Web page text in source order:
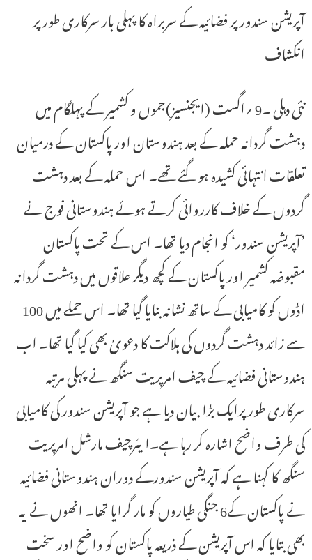
آپریشن سندور پر فضائیہ کے سربراہ کا پہلی بار سرکاری طور پر
انکشاف
نئی دہلی ۔9 ؍اگست (ایجنسیز)جموں و کشمیر کے پہلگام میں
دہشت گردانہ حملہ کے بعد ہندوستان اور پاکستان کے درمیان
تعلقات انتہائی کشیدہ ہو گئے تھے۔ اس حملہ کے بعد دہشت
گردوں کے خلاف کارروائی کرتے ہوئے ہندوستانی فوج نے
’آپریشن سندور‘ کو انجام دیا تھا۔ اس کے تحت پاکستان
مقبوضہ کشمیر اور پاکستان کے کچھ دیگر علاقوں میں دہشت گردانہ
اڈوں کو کامیابی کے ساتھ نشانہ بنایا گیا تھا۔ اس حملے میں 100
سے زائد دہشت گردوں کی ہلاکت کا دعویٰ بھی کیا گیا تھا۔ اب
ہندوستانی فضائیہ کے چیف امرپریت سنگھ نے پہلی مرتبہ
سرکاری طور پرایک بڑا بیان دیا ہے جو آپریشن سندور کی کامیابی
کی طرف واضح اشارہ کر رہا ہے۔ایئرچیف مارشل امرپریت
سنگھ کا کہنا ہے کہ آپریشن سندورکے دوران ہندوستانی فضائیہ
نے پاکستان کے6 جنگی طیاروں کو مار گرایا تھا۔ انھوں نے یہ
بھی بتایا کہ اس آپریشن کے ذریعہ پاکستان کو واضح اور سخت